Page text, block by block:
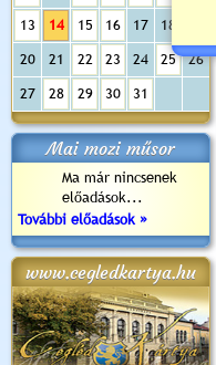
13 14 15 16 17 18
20 21 22 23 24 25 26
27 28 29 30 31
Mai mozi műsor
Ma már nincsenek
előadások...
További előadások »
www.cegledkartya.hu